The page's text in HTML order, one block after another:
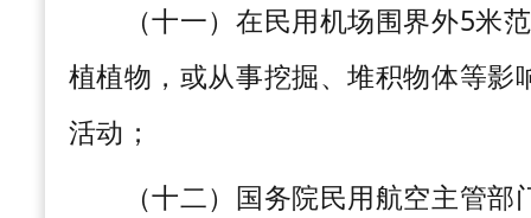
（十一）在民用机场围界外5米
植植物，或从事挖掘、堆积物体等影
活动；
（十二）国务院民用航空主管部